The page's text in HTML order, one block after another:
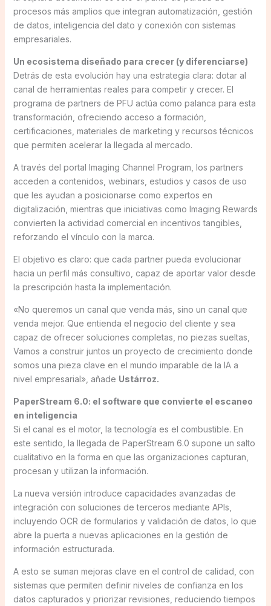
procesos más amplios que integran automatización, gestión
de datos, inteligencia del dato y conexión con sistemas
empresariales.
Un ecosistema diseñado para crecer (y diferenciarse)
Detrás de esta evolución hay una estrategia clara: dotar al
canal de herramientas reales para competir y crecer. El
programa de partners de PFU actúa como palanca para esta
transformación, ofreciendo acceso a formación,
certificaciones, materiales de marketing y recursos técnicos
que permiten acelerar la llegada al mercado.
A través del portal Imaging Channel Program, los partners
acceden a contenidos, webinars, estudios y casos de uso
que les ayudan a posicionarse como expertos en
digitalización, mientras que iniciativas como Imaging Rewards
convierten la actividad comercial en incentivos tangibles,
reforzando el vínculo con la marca.
El objetivo es claro: que cada partner pueda evolucionar
hacia un perfil más consultivo, capaz de aportar valor desde
la prescripción hasta la implementación.
«No queremos un canal que venda más, sino un canal que
venda mejor. Que entienda el negocio del cliente y sea
capaz de ofrecer soluciones completas, no piezas sueltas,
Vamos a construir juntos un proyecto de crecimiento donde
somos una pieza clave en el mundo imparable de la IA a
nivel empresarial», añade Ustárroz.
PaperStream 6.0: el software que convierte el escaneo
en inteligencia
Si el canal es el motor, la tecnología es el combustible. En
este sentido, la llegada de PaperStream 6.0 supone un salto
cualitativo en la forma en que las organizaciones capturan,
procesan y utilizan la información.
La nueva versión introduce capacidades avanzadas de
integración con soluciones de terceros mediante APIs,
incluyendo OCR de formularios y validación de datos, lo que
abre la puerta a nuevas aplicaciones en la gestión de
información estructurada.
A esto se suman mejoras clave en el control de calidad, con
sistemas que permiten definir niveles de confianza en los
datos capturados y priorizar revisiones, reduciendo tiempos